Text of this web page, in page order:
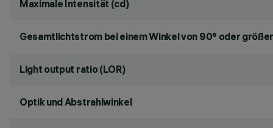
Maximale Intensität (cd)
Gesamtlichtstrom bei einem Winkel von 90° oder
Light output ratio (LOR)
Optik und Abstrahlwinkel